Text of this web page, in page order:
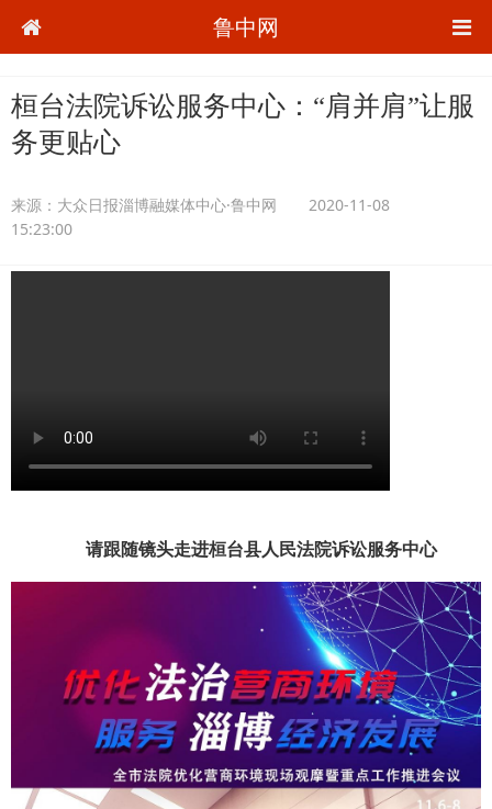
鲁中网
桓台法院诉讼服务中心：“肩并肩”让服
务更贴心
来源： 大众日报淄博融媒体中心·鲁中网
2020-11-08
15:23:00
请跟随镜头走进桓台县人民法院诉讼服务中心